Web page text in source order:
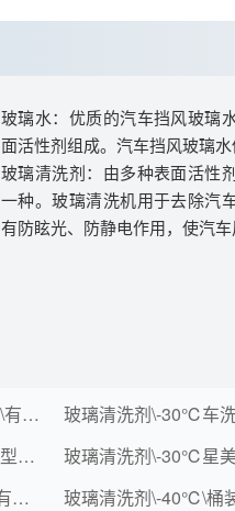
玻璃水：优质的汽车挡风玻璃
面活性剂组成。汽车挡风玻璃水
玻璃清洗剂：由多种表面活性
一种。玻璃清洗机用于去除汽
有防眩光、防静电作用，使汽车
玻璃清洗剂\-40℃车洗乐\有机醇\桶装(L)\2
玻璃清洗剂\-10℃（疏水型）\有机醇\袋装(L)\3
玻璃清洗剂\-2℃星美堂\有机醇\桶装（L）\2 玻璃清洗剂\-40℃\桶